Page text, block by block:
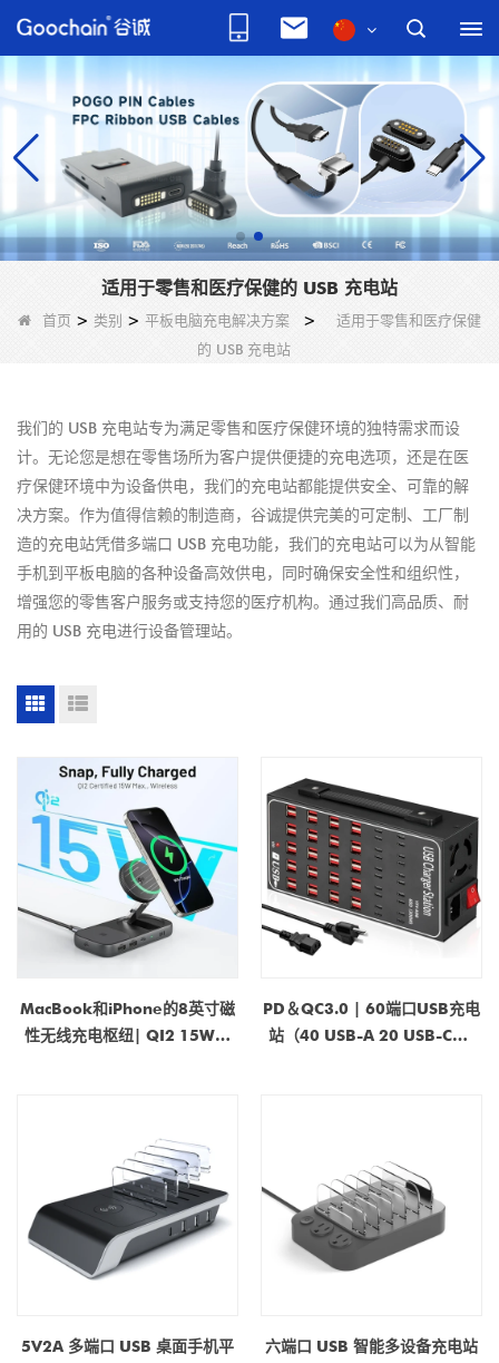
适用于零售和医疗保健的 USB 充电站
首页 > 类别 > 平板电脑充电解决方案 >
适用于零售和医疗保健
的 USB 充电站
我们的 USB 充电站专为满足零售和医疗保健环境的独特需求而设
计。无论您是想在零售场所为客户提供便捷的充电选项，还是在医
疗保健环境中为设备供电，我们的充电站都能提供安全、可靠的解
决方案。作为值得信赖的制造商，谷诚提供完美的可定制、工厂制
造的充电站凭借多端口 USB 充电功能，我们的充电站可以为从智能
手机到平板电脑的各种设备高效供电，同时确保安全性和组织性，
增强您的零售客户服务或支持您的医疗机构。通过我们高品质、耐
用的 USB 充电进行设备管理站。
MacBook和iPhone的8英寸磁
性无线充电枢纽| QI2 15W，
PD＆QC3.0 | 60端口USB充电
站（40 USB-A 20 USB-C）|
5V2A 多端口 USB 桌面手机平
六端口 USB 智能多设备充电站